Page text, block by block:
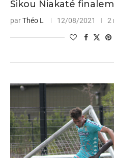
Sikou Niakaté
parThéo L 12/08/2021 2